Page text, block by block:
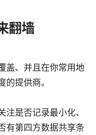
翻墙
盖、并且在你常用地
的提供商。
注是否记录最小化、
有第四方数据共享条